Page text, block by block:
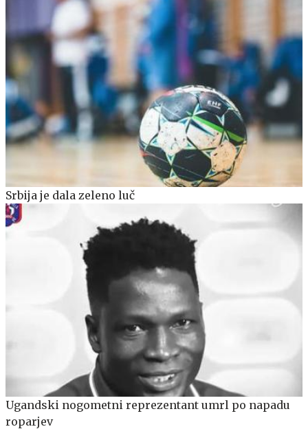
Srbija je dala zeleno luč
Ugandski nogometni reprezentant umrl po napadu
roparjev